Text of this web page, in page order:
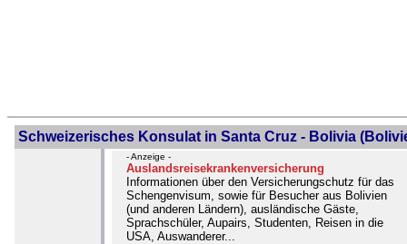
Schweizerisches Konsulat in Santa Cruz - Bolivia
- Anzeige -
Auslandsreisekrankenversicherung
Informationen über den Versicherungschutz für das
Schengenvisum, sowie für Besucher aus Bolivien
(und anderen Ländern), ausländische Gäste,
Sprachschüler, Aupairs, Studenten, Reisen in die
USA, Auswanderer...